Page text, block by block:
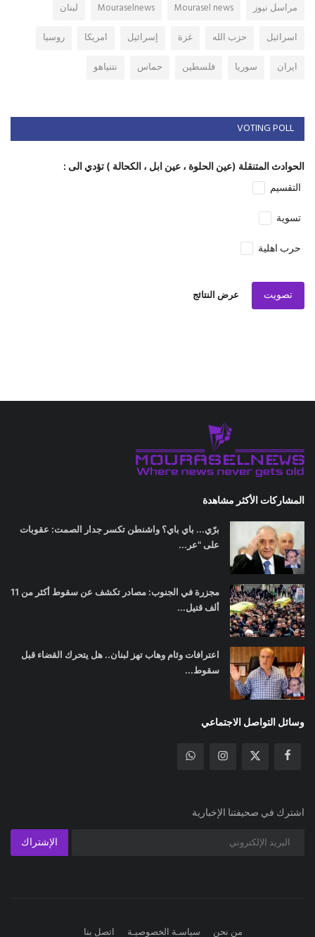
مراسل نيوز Mourasel news
Mouraselnews
لبنان
اسرائيل
حزب الله غزة إسرائيل امريكا
روسيا
ايران
سوريا فلسطين حماس نتنياهو
VOTING POLL
الحوادث المتنقلة (عين الحلوة ، عين ابل ، الكحالة ) تؤدي الى :
التقسيم
تسوية
حرب اهلية
تصويت عرض النتائج
المشاركات الأكثر مشاهدة
برّي... باي باي؟ واشنطن تكسر جدار الصمت: عقوبات
على "عر...
مجزرة في الجنوب: مصادر تكشف عن سقوط أكثر من 11
ألف قتيل...
اعترافات وئام وهاب تهز لبنان.. هل يتحرك القضاء قبل
سقوط...
وسائل التواصل الاجتماعي
اشترك في صحيفتنا الإخبارية
الإشتراك
من نحن سياسـة الخصوصيـة اتصل بنا